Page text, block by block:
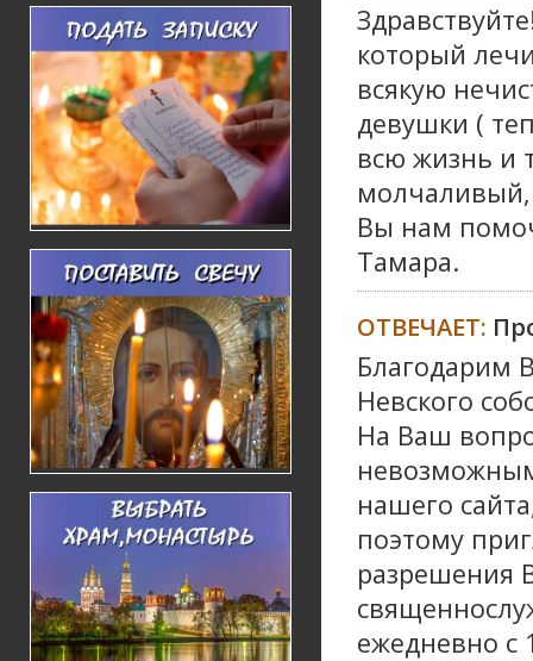
который
всякую
девушки (
всю жизнь и
молчаливый,
Вы нам
Тамара.
ОТВЕЧАЕТ:
Благодарим
Невского
На Ваш
нашего
поэтому
разрешения
ежедневно с